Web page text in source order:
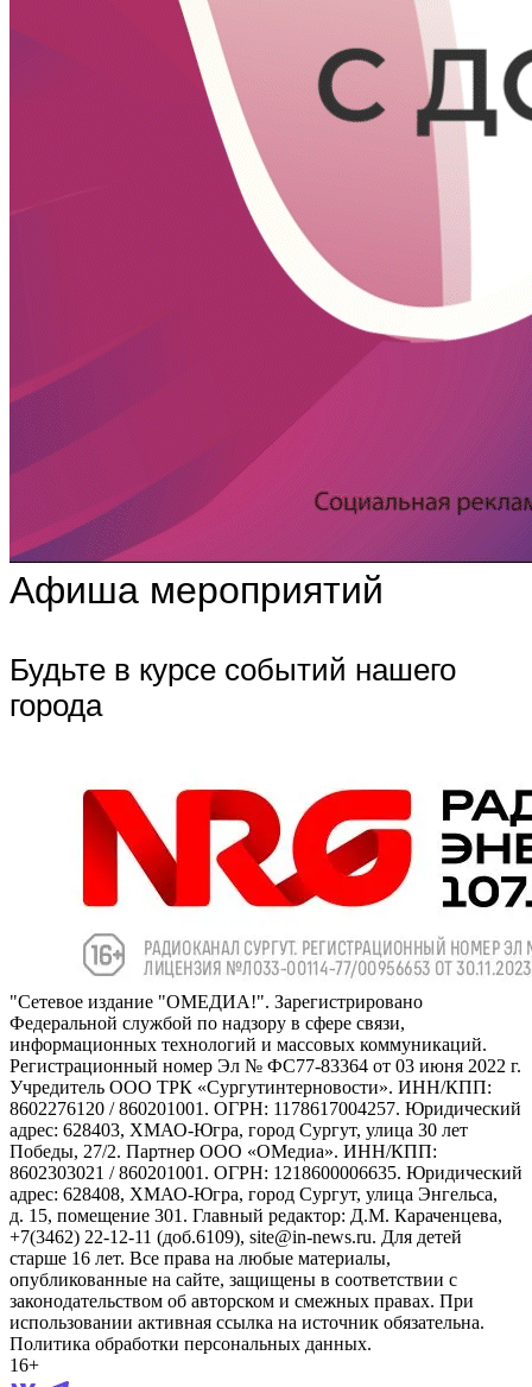
Афиша мероприятий
Будьте в курсе событий нашего
города
"Сетевое издание "ОМЕДИА!". Зарегистрировано
Федеральной службой по надзору в сфере связи,
информационных технологий и массовых коммуникаций.
Регистрационный номер Эл № ФС77-83364 от 03 июня 2022 г.
Учредитель ООО ТРК «Сургутинтерновости». ИНН/КПП:
8602276120 / 860201001. ОГРН: 1178617004257. Юридический
адрес: 628403, ХМАО-Югра, город Сургут, улица 30 лет
Победы, 27/2. Партнер ООО «ОМедиа». ИНН/КПП:
8602303021 / 860201001. ОГРН: 1218600006635. Юридический
адрес: 628408, ХМАО-Югра, город Сургут, улица Энгельса,
д. 15, помещение 301. Главный редактор: Д.М. Караченцева,
+7(3462) 22-12-11 (доб.6109), site@in-news.ru. Для детей
старше 16 лет. Все права на любые материалы,
опубликованные на сайте, защищены в соответствии с
законодательством об авторском и смежных правах. При
использовании активная ссылка на источник обязательна.
Политика обработки персональных данных.
16+